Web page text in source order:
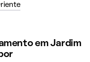
em Jardim